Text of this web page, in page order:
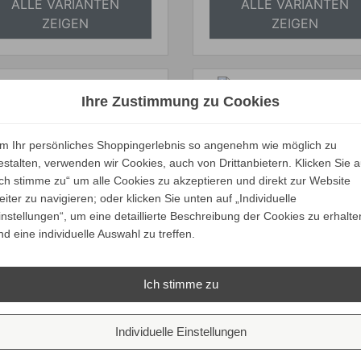
ALLE VARIANTEN
ZEIGEN
ALLE VARIANTEN
ZEIGEN
VALOR.S WALL
Wandleuchte
Verkaufspreis
ab 1.627,00 €
Preis
1.545,65 €
Ihr Spar-Preis
ALLE VARIANTEN
Cassina GALAXY
Hängeleuchte
Verkaufspreis
ab 3.436,00 €
Preis
3.264,20 €
Ihr Spar-Preis
Ihre Zustimmung zu Cookies
Ihr persönliches Shoppingerlebnis so angenehm wie möglich zu
verwenden wir Cookies, auch von Drittanbietern. Klicken Sie
stimme zu“ um alle Cookies zu akzeptieren und direkt zur Website
zu navigieren; oder klicken Sie unten auf „Individuelle
um eine detaillierte Beschreibung der Cookies zu
eine individuelle Auswahl zu treffen.
Ich stimme zu
Individuelle Einstellungen